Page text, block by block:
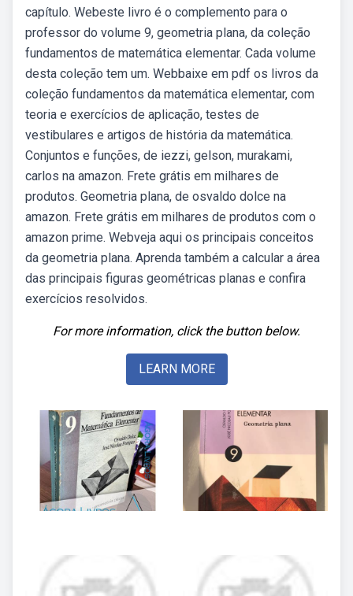
capítulo. Webeste livro é o complemento para o
professor do volume 9, geometria plana, da coleção
fundamentos de matemática elementar. Cada volume
desta coleção tem um. Webbaixe em pdf os livros da
coleção fundamentos da matemática elementar, com
teoria e exercícios de aplicação, testes de
vestibulares e artigos de história da matemática.
Conjuntos e funções, de iezzi, gelson, murakami,
carlos na amazon. Frete grátis em milhares de
produtos. Geometria plana, de osvaldo dolce na
amazon. Frete grátis em milhares de produtos com o
amazon prime. Webveja aqui os principais conceitos
da geometria plana. Aprenda também a calcular a área
das principais figuras geométricas planas e confira
exercícios resolvidos.
For more information, click the button below.
LEARN MORE